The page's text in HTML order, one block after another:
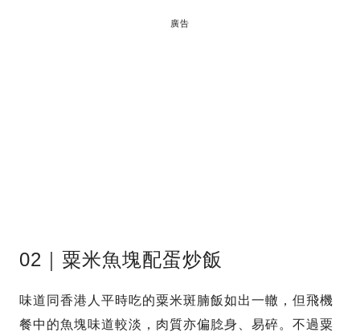
廣告
02｜粟米魚塊配蛋炒飯
味道同香港人平時吃的粟米斑腩飯如出一轍，但飛機
餐中的魚塊味道較淡，肉質亦偏腍身、易碎。不過粟